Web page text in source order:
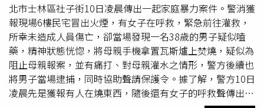
北市士林區社子街10日凌晨傳出一起家庭暴力案件。警消獲
報現場6樓民宅冒出火煙，有女子在呼救，緊急前往灌救，
所幸未造成人員傷亡，卻當場發現一名38歲的男子疑似嗑
藥，精神狀態恍惚，將母親手機拿置瓦斯爐上焚燒，疑似為
阻止母親報案，並有痛打、對母親灌水之情形，警方後續也
將男子當場逮捕，同時協助聲請保護令。據了解，警方10日
凌晨先是獲報有人在燒東西，隨後還有女子的呼救聲傳出，